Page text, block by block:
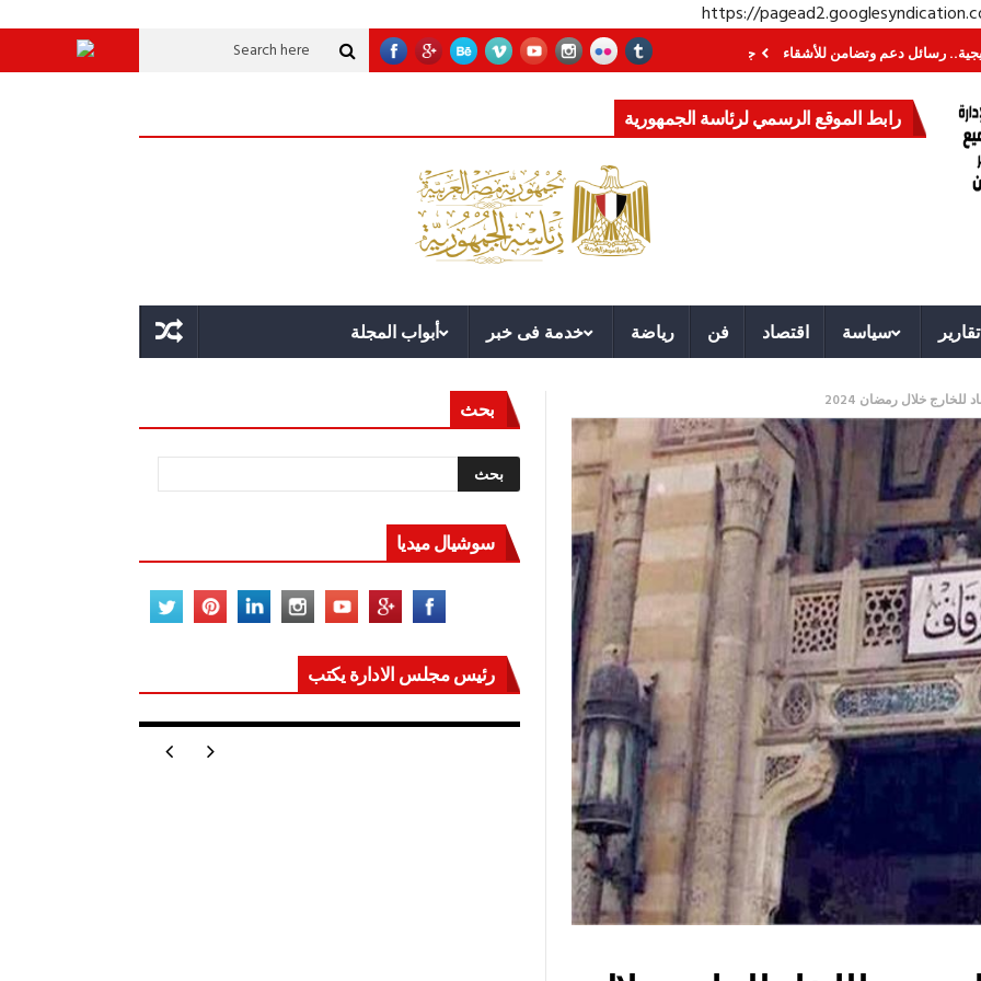
https://
دعم وتضامن للأشقاء جهاز مستقبل مصر نموذجا.. لماذا تُنشئ الدول كيانات تنموية عملاقة؟ قوة الدولة.. عندما يصبح التخطيط خط الدفاع الأول
رابط الموقع الرسمي لرئاسة الجمهورية
تقارير سياسة اقتصاد فن رياضة خدمة فى خبر أبواب المجلة
خلال رمضان 2024 بحث
سوشيال ميديا
رئيس مجلس الادارة يكتب
مصر تعيد للعالم اتزانه أكتوبر «النصر» و«المجلة»